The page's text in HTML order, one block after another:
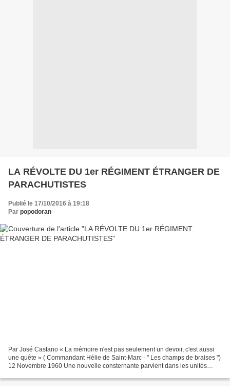
LA RÉVOLTE DU 1er RÉGIMENT ÉTRANGER DE
PARACHUTISTES
Publié le 17/10/2016 à 19:18
Par popodoran
Par José Castano « La mémoire n'est pas seulement un devoir, c'est aussi
une quête » ( Commandant Hélie de Saint-Marc - " Les champs de braises ")
12 Novembre 1960 Une nouvelle consternante parvient dans les unités